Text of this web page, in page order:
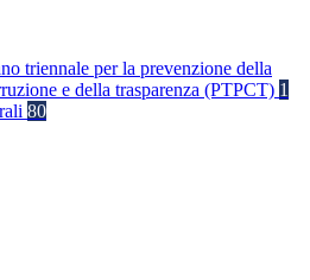
triennale per la prevenzione della
e della trasparenza (PTPCT) 1
80